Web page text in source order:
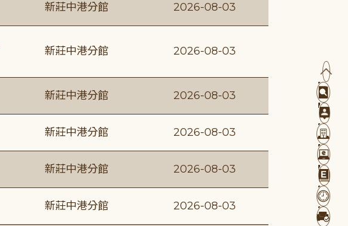
新莊中港分館 2026-08-03
新莊中港分館 2026-08-03
新莊中港分館 2026-08-03
新莊中港分館 2026-08-03
新莊中港分館 2026-08-03
新莊中港分館 2026-08-03